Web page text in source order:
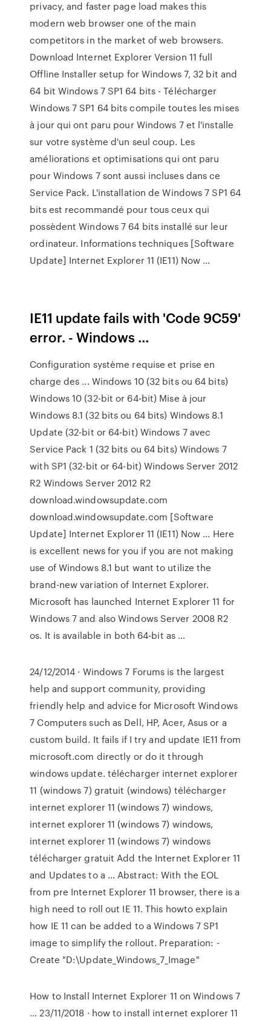
privacy, and faster page load makes this
modern web browser one of the main
competitors in the market of web browsers.
Download Internet Explorer Version 11 full
Offline Installer setup for Windows 7, 32 bit and
64 bit Windows 7 SP1 64 bits - Télécharger
Windows 7 SP1 64 bits compile toutes les mises
à jour qui ont paru pour Windows 7 et l'installe
sur votre système d'un seul coup. Les
améliorations et optimisations qui ont paru
pour Windows 7 sont aussi incluses dans ce
Service Pack. L'installation de Windows 7 SP1 64
bits est recommandé pour tous ceux qui
possèdent Windows 7 64 bits installé sur leur
ordinateur. Informations techniques [Software
Update] Internet Explorer 11 (IE11) Now ...
IE11 update fails with 'Code 9C59'
error. - Windows …
Configuration système requise et prise en
charge des ... Windows 10 (32 bits ou 64 bits)
Windows 10 (32-bit or 64-bit) Mise à jour
Windows 8.1 (32 bits ou 64 bits) Windows 8.1
Update (32-bit or 64-bit) Windows 7 avec
Service Pack 1 (32 bits ou 64 bits) Windows 7
with SP1 (32-bit or 64-bit) Windows Server 2012
R2 Windows Server 2012 R2
download.windowsupdate.com
download.windowsupdate.com [Software
Update] Internet Explorer 11 (IE11) Now ... Here
is excellent news for you if you are not making
use of Windows 8.1 but want to utilize the
brand-new variation of Internet Explorer.
Microsoft has launched Internet Explorer 11 for
Windows 7 and also Windows Server 2008 R2
os. It is available in both 64-bit as …
24/12/2014 · Windows 7 Forums is the largest
help and support community, providing
friendly help and advice for Microsoft Windows
7 Computers such as Dell, HP, Acer, Asus or a
custom build. It fails if I try and update IE11 from
microsoft.com directly or do it through
windows update. télécharger internet explorer
11 (windows 7) gratuit (windows) télécharger
internet explorer 11 (windows 7) windows,
internet explorer 11 (windows 7) windows,
internet explorer 11 (windows 7) windows
télécharger gratuit Add the Internet Explorer 11
and Updates to a … Abstract: With the EOL
from pre Internet Explorer 11 browser, there is a
high need to roll out IE 11. This howto explain
how IE 11 can be added to a Windows 7 SP1
image to simplify the rollout. Preparation: -
Create "D:\Update_Windows_7_Image"
How to Install Internet Explorer 11 on Windows 7
… 23/11/2018 · how to install internet explorer 11